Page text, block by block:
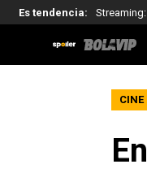
Es tendencia:
CINE